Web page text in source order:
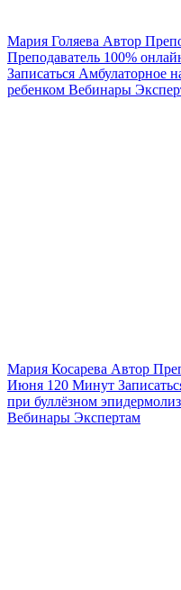
Мария Голяева Автор
Преподаватель 100%
Записаться Амбулаторное
ребенком Вебинары
Мария Косарева Автор
Июня 120 Минут
при буллёзном
Вебинары Экспертам